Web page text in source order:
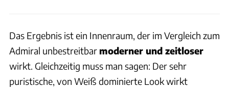
Das Ergebnis ist ein Innenraum, der im Vergleich zum
Admiral unbestreitbar moderner und zeitloser
wirkt. Gleichzeitig muss man sagen: Der sehr
puristische, von Weiß dominierte Look wirkt